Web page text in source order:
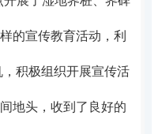
的宣传教育活动，利
，积极组织开展宣传活
地头，收到了良好的